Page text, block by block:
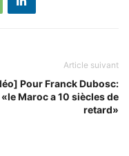
Article suivant
Pour Franck Dubosc:
«le Maroc a 10 siècles de
retard»